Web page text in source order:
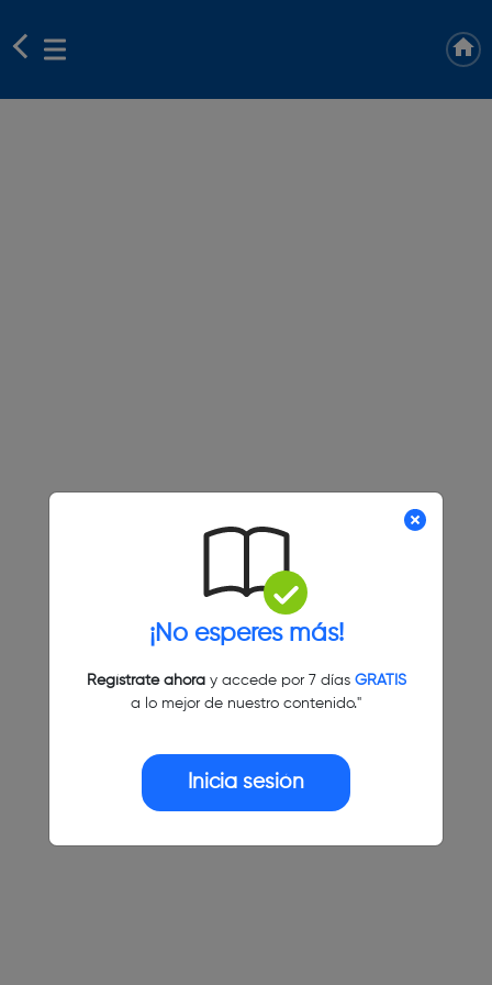
¡No esperes más!
Regístrate ahoray accede por 7 días GRATIS
a lo mejor de nuestro contenido."
Inicia sesión